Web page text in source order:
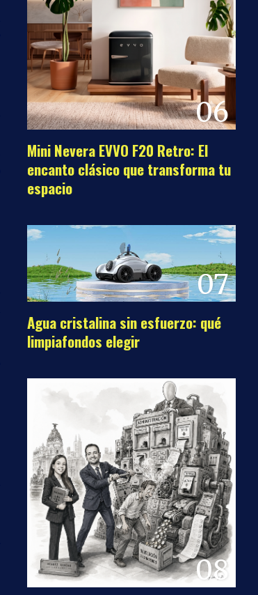
06
Mini Nevera EVVO F20 Retro: El
encanto clásico que transforma tu
espacio
07
Agua cristalina sin esfuerzo: qué
limpiafondos elegir
08